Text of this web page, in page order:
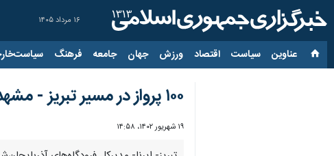
۱۶ مرداد ۱۴۰۵
عناوین‌ سیاست اقتصاد ورزش جهان جامعه فرهنگ
۱۰۰ پرواز در مسیر تبریز - مشهد برقرار شد
۱۹ شهریور ۱۴۰۲، ۱۴:۵۸